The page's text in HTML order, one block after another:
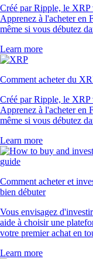
Créé par Ripple, le XRP
Apprenez à l'acheter en
même si vous débutez
Learn more
Comment acheter du
Créé par Ripple, le XRP
Apprenez à l'acheter en
même si vous débutez
Learn more
Comment acheter et
bien débuter
Vous envisagez
aide à choisir une
votre premier achat en
Learn more